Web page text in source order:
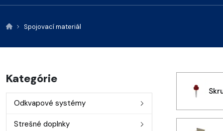
Spojovací materiál
Kategórie
Odkvapové systémy
Strešné doplnky